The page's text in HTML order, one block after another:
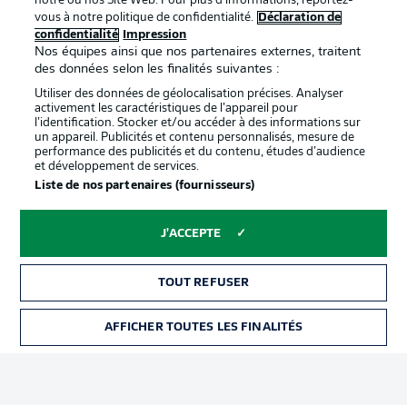
Proposé par
services
Mentions Légales Gérer mes préférences
vous à notre politique de confidentialité.
Déclaration de
confidentialité
Impression
Nos équipes ainsi que nos partenaires externes, traitent
des données selon les finalités suivantes :
Utiliser des données de géolocalisation précises. Analyser
activement les caractéristiques de l’appareil pour
l’identification. Stocker et/ou accéder à des informations sur
un appareil. Publicités et contenu personnalisés, mesure de
performance des publicités et du contenu, études d’audience
et développement de services.
Liste de nos partenaires (fournisseurs)
J'ACCEPTE
TOUT REFUSER
AFFICHER TOUTES LES FINALITÉS